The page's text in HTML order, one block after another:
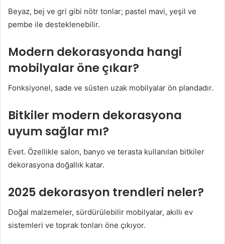
Beyaz, bej ve gri gibi nötr tonlar; pastel mavi, yeşil ve
pembe ile desteklenebilir.
Modern dekorasyonda hangi
mobilyalar öne çıkar?
Fonksiyonel, sade ve süsten uzak mobilyalar ön plandadır.
Bitkiler modern dekorasyona
uyum sağlar mı?
Evet. Özellikle salon, banyo ve terasta kullanılan bitkiler
dekorasyona doğallık katar.
2025 dekorasyon trendleri neler?
Doğal malzemeler, sürdürülebilir mobilyalar, akıllı ev
sistemleri ve toprak tonları öne çıkıyor.